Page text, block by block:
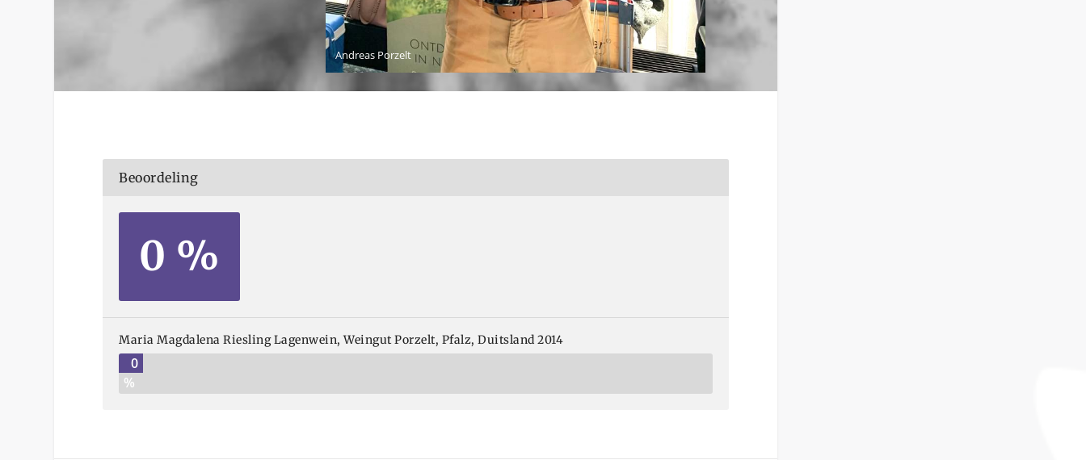
Andreas Porzelt
Beoordeling
0 %
Maria Magdalena Riesling Lagenwein, Weingut Porzelt, Pfalz, Duitsland 2014
0
%